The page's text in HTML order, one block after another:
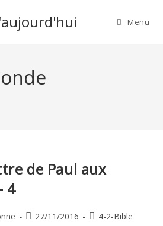
Menu
de Paul aux
4
Publication
27/11/2016
Post4-2-Bible